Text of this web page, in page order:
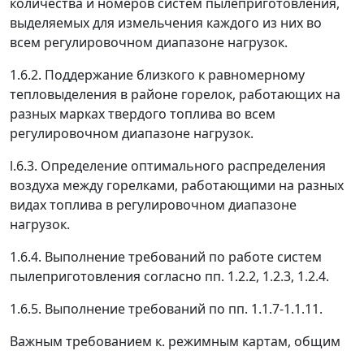
выделяемых для измельчения каждого из них во
всем регулировочном диапазоне нагрузок.
1.6.2. Поддержание близкого к равномерному
тепловыделения в районе горелок, работающих на
разных марках твердого топлива во всем
регулировочном диапазоне нагрузок.
l.6.3. Определение оптимального распределения
воздуха между горелками, работающими на разных
видах топлива в регулировочном диапазоне
нагрузок.
1.6.4. Выполнение требований по работе систем
пылеприготовления согласно пп. 1.2.2, 1.2.3, 1.2.4.
1.6.5. Выполнение требований по пп. 1.1.7-1.1.11.
Важным требованием к. режимным картам, общим